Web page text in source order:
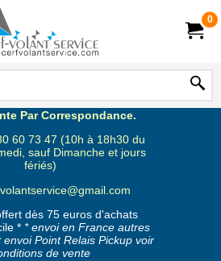
0
Par Correspondance.
60 73 47 (10h à 18h30 du
sauf Dimanche et jours
fériés)
dès 75 euros d'achats
* * envoi en France autres
Point Relais Pickup voir
de vente